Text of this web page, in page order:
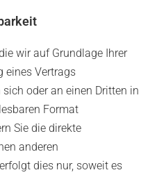
wir auf Grundlage Ihrer
eines Vertrags
oder an einen Dritten in
Format
Sie die direkte
anderen
dies nur, soweit es